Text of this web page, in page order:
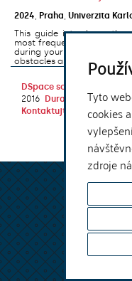
Tyto
cookies
zdroje
2024
Praha Univerzita
This guide introduces
most frequently at Charles
during your studies. It will
obstacles associated ...
DSpace software
2016
DuraSpace
Kontaktujte nás |